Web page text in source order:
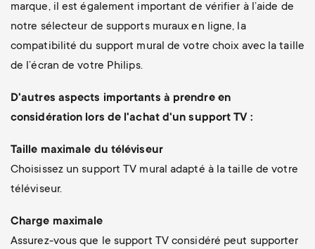
marque, il est également important de vérifier à l’aide de
notre sélecteur de supports muraux en ligne, la
compatibilité du support mural de votre choix avec la taille
de l’écran de votre Philips.
D'autres aspects importants à prendre en
considération lors de l'achat d'un support TV :
Taille maximale du téléviseur
Choisissez un support TV mural adapté à la taille de votre
téléviseur.
Charge maximale
Assurez-vous que le support TV considéré peut supporter